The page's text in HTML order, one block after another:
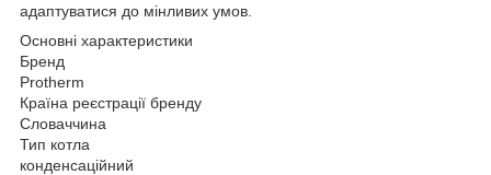
адаптуватися до мінливих умов.
Основні характеристики
Бренд
Protherm
Країна реєстрації бренду
Словаччина
Тип котла
конденсаційний